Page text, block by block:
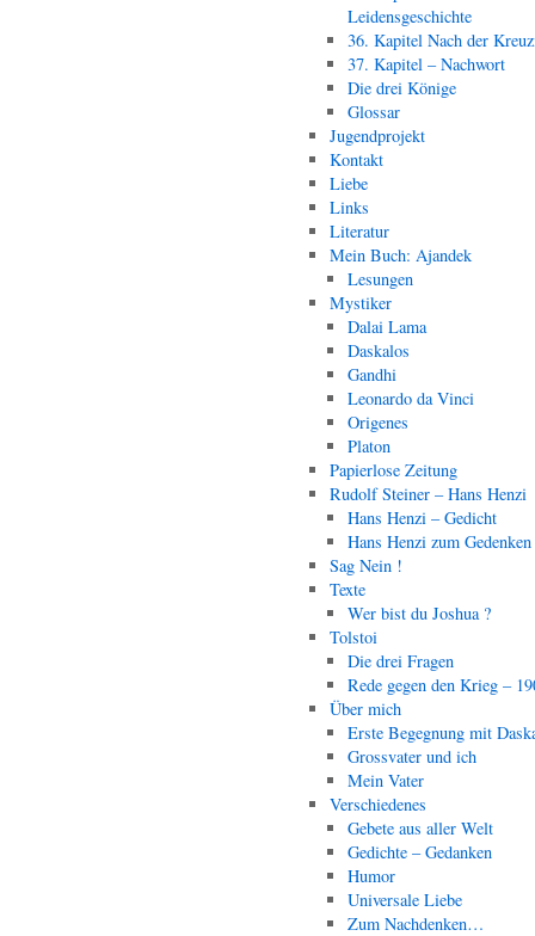
Leidensgeschichte
36. Kapitel Nach der
37. Kapitel – Nachwort
Die drei Könige
Glossar
Jugendprojekt
Kontakt
Liebe
Links
Literatur
Mein Buch: Ajandek
Lesungen
Mystiker
Dalai Lama
Daskalos
Gandhi
Leonardo da Vinci
Origenes
Platon
Papierlose Zeitung
Rudolf Steiner – Hans Henzi
Hans Henzi – Gedicht
Hans Henzi zum Gedenken
Sag Nein !
Texte
Wer bist du Joshua ?
Tolstoi
Die drei Fragen
Rede gegen den Krieg –
Über mich
Erste Begegnung mit
Grossvater und ich
Mein Vater
Verschiedenes
Gebete aus aller Welt
Gedichte – Gedanken
Humor
Universale Liebe
Zum Nachdenken…